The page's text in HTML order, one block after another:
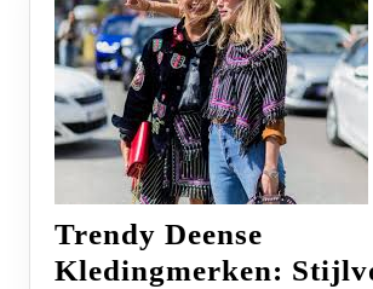
Trendy Deense
Kledingmerken: